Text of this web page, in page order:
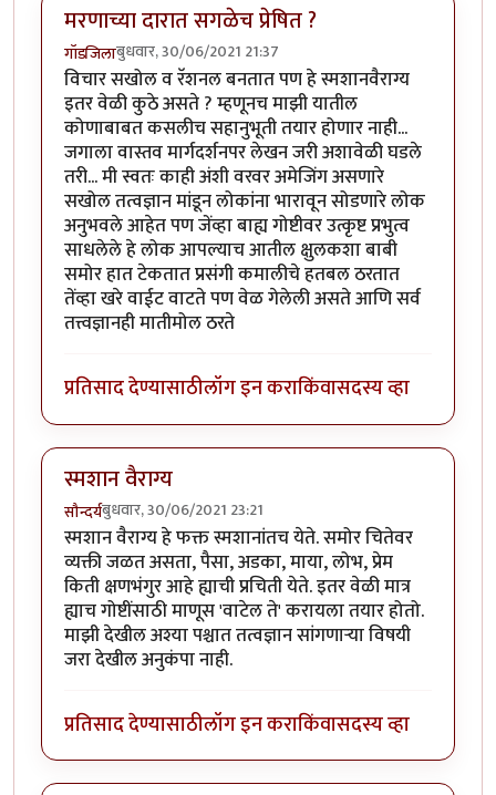
मरणाच्या दारात सगळेच प्रेषित ?
गॉडजिलाबुधवार, 30/06/2021 21:37
विचार सखोल व रॅशनल बनतात पण हे स्मशानवैराग्य
इतर वेळी कुठे असते ? म्हणूनच माझी यातील
कोणाबाबत कसलीच सहानुभूती तयार होणार नाही...
जगाला वास्तव मार्गदर्शनपर लेखन जरी अशावेळी घडले
तरी... मी स्वतः काही अंशी वरवर अमेजिंग असणारे
सखोल तत्वज्ञान मांडून लोकांना भारावून सोडणारे लोक
अनुभवले आहेत पण जेंव्हा बाह्य गोष्टीवर उत्कृष्ट प्रभुत्व
साधलेले हे लोक आपल्याच आतील क्षुलकशा बाबी
समोर हात टेकतात प्रसंगी कमालीचे हतबल ठरतात
तेंव्हा खरे वाईट वाटते पण वेळ गेलेली असते आणि सर्व
तत्त्वज्ञानही मातीमोल ठरते
प्रतिसाद देण्यासाठीलॉग इन कराकिंवासदस्य व्हा
स्मशान वैराग्य
सौन्दर्यबुधवार, 30/06/2021 23:21
स्मशान वैराग्य हे फक्त स्मशानांतच येते. समोर चितेवर
व्यक्ती जळत असता, पैसा, अडका, माया, लोभ, प्रेम
किती क्षणभंगुर आहे ह्याची प्रचिती येते. इतर वेळी मात्र
ह्याच गोष्टींसाठी माणूस 'वाटेल ते' करायला तयार होतो.
माझी देखील अश्या पश्चात तत्वज्ञान सांगणाऱ्या विषयी
जरा देखील अनुकंपा नाही.
प्रतिसाद देण्यासाठीलॉग इन कराकिंवासदस्य व्हा